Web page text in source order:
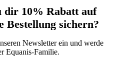
dir 10% Rabatt auf
Bestellung sichern?‬
Newsletter ein und werde
Equanis-Familie.‬